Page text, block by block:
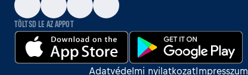
TÖLTSD LE AZ APPOT
Adatvédelmi nyilatkozatImpresszum